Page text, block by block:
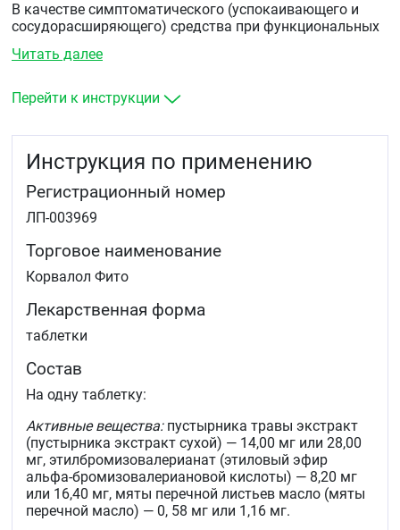
В качестве симптоматического (успокаивающего и
сосудорасширяющего) средства при функциональных
неврозоподобных состояниях, сопровождающихся
засыпания, тахикардии, состоянии возбуждения с
Читать далее
Перейти к инструкции
Инструкция по применению
Регистрационный номер
ЛП-003969
Торговое наименование
Корвалол Фито
Лекарственная форма
таблетки
Состав
На одну таблетку:
Активные вещества:пустырника травы экстракт
(пустырника экстракт сухой) — 14,00 мг или 28,00
мг, этилбромизовалерианат (этиловый эфир
альфа-бромизовалериановой кислоты) — 8,20 мг
или 16,40 мг, мяты перечной листьев масло (мяты
перечной масло) — 0, 58 мг или 1,16 мг.